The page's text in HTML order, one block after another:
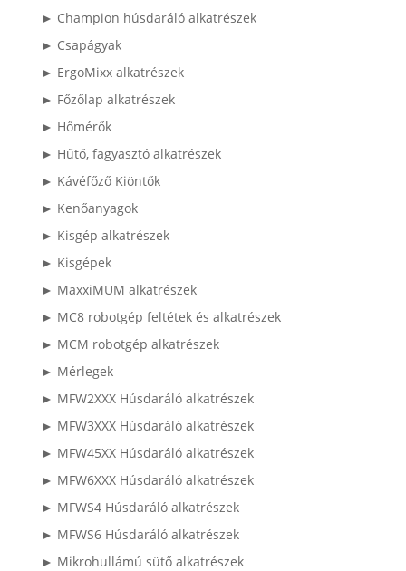
► Champion húsdaráló alkatrészek
► Csapágyak
► ErgoMixx alkatrészek
► Főzőlap alkatrészek
► Hőmérők
► Hűtő, fagyasztó alkatrészek
► Kávéfőző Kiöntők
► Kenőanyagok
► Kisgép alkatrészek
► Kisgépek
► MaxxiMUM alkatrészek
► MC8 robotgép feltétek és alkatrészek
► MCM robotgép alkatrészek
► Mérlegek
► MFW2XXX Húsdaráló alkatrészek
► MFW3XXX Húsdaráló alkatrészek
► MFW45XX Húsdaráló alkatrészek
► MFW6XXX Húsdaráló alkatrészek
► MFWS4 Húsdaráló alkatrészek
► MFWS6 Húsdaráló alkatrészek
► Mikrohullámú sütő alkatrészek